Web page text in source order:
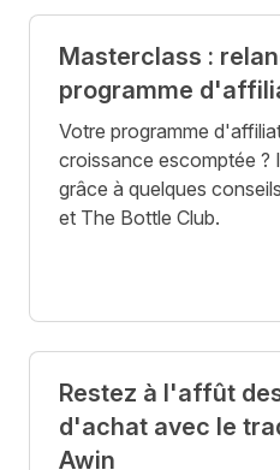
Masterclass :
programme
Votre programme
croissance escomptée ?
grâce à quelques
et The Bottle Club.
Restez à l'affût
d'achat avec le
Awin